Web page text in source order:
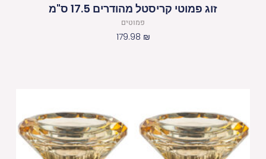
זוג פמוטי קריסטל מהודרים 17.5 ס"מ
פמוטים
179.98 ₪